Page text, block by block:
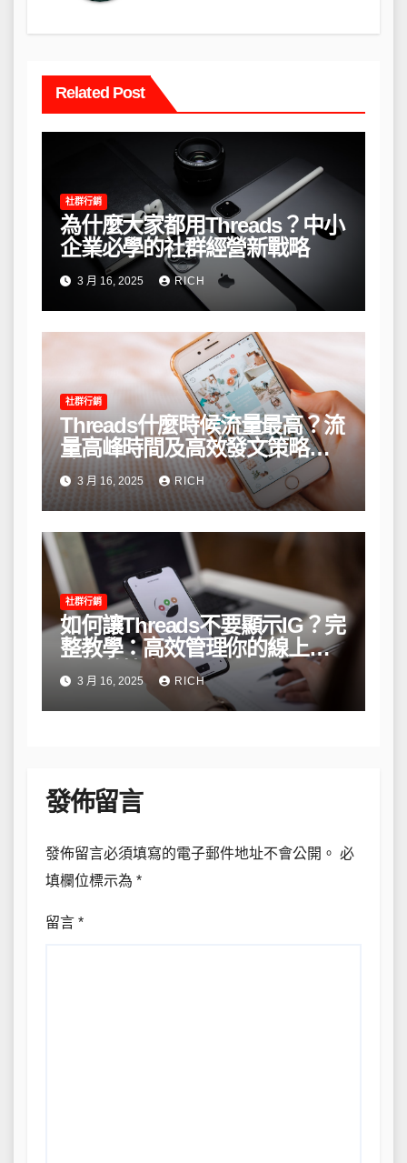
Related Post
社群行銷
為什麼大家都用Threads？中小
企業必學的社群經營新戰略
3 月 16, 2025 RICH
社群行銷
Threads什麼時候流量最高？流
量高峰時間及高效發文策略攻
略3 月 16, 2025 RICH
社群行銷
如何讓Threads不要顯示IG？完
整教學：高效管理你的線上隱
私與數據安全
3 月 16, 2025 RICH
發佈留言
發佈留言必須填寫的電子郵件地址不會公開。 必
填欄位標示為 *
留言 *